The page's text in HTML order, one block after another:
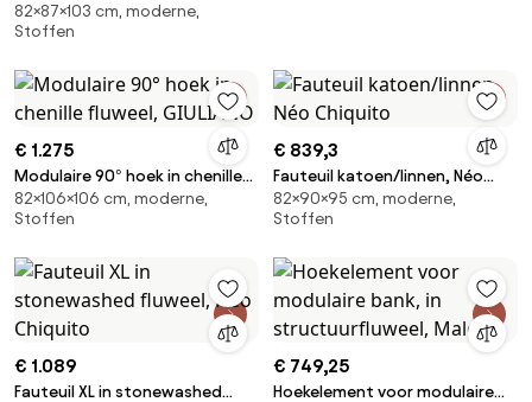
fluweel, Oscar, ontwerp
Emmanuel Gallina
82×87×103 cm, moderne,
Stoffen
€ 1.275
Modulaire 90° hoek in chenille
fluweel, GIULIANO
82×106×106 cm, moderne,
Stoffen
€ 839,3
Fauteuil katoen/linnen, Néo
Chiquito
82×90×95 cm, moderne,
Stoffen
€ 1.089
Fauteuil XL in stonewashed
€ 749,25
Hoekelement voor modulaire